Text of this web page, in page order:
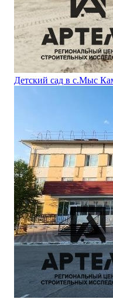
Детский сад в с.Мыс